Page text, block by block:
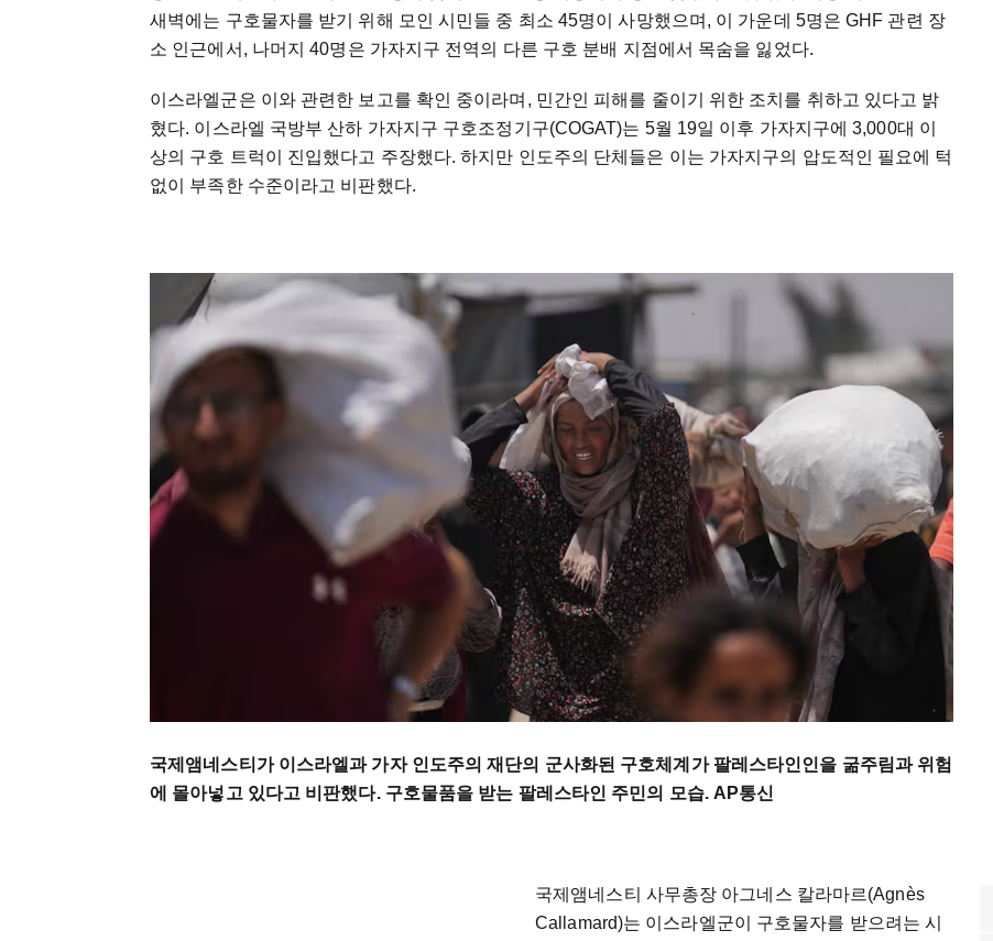
새벽에는 구호물자를 받기 위해 모인 시민들 중 최소 45명이 사망했으며, 이 가운데 5명은 GHF 관련 장
소 인근에서, 나머지 40명은 가자지구 전역의 다른 구호 분배 지점에서 목숨을 잃었다.
이스라엘군은 이와 관련한 보고를 확인 중이라며, 민간인 피해를 줄이기 위한 조치를 취하고 있다고 밝
혔다. 이스라엘 국방부 산하 가자지구 구호조정기구(COGAT)는 5월 19일 이후 가자지구에 3,000대 이
상의 구호 트럭이 진입했다고 주장했다. 하지만 인도주의 단체들은 이는 가자지구의 압도적인 필요에 턱
없이 부족한 수준이라고 비판했다.
국제앰네스티가 이스라엘과 가자 인도주의 재단의 군사화된 구호체계가 팔레스타인인을 굶주림과 위험
에 몰아넣고 있다고 비판했다. 구호물품을 받는 팔레스타인 주민의 모습. AP통신
국제앰네스티 사무총장 아그네스 칼라마르(Agnès
Callamard)는 이스라엘군이 구호물자를 받으려는 시